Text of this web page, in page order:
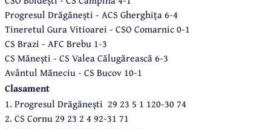
Progresul Drăgănești - ACS Gherghița 6-4
Tineretul Gura Vitioarei - CSO Comarnic 0-1
CS Brazi - AFC Brebu 1-3
CS Mănești - CS Valea Călugărească 6-3
Avântul Măneciu - CS Bucov 10-1
Clasament
1. Progresul Drăgănești 29 23 5 1 120-30 74
2. CS Cornu 29 23 2 4 92-31 71